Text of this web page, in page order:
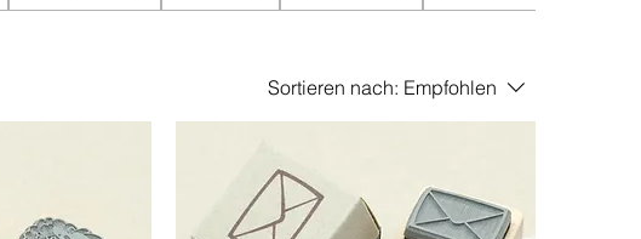
Sortieren nach: Empfohlen